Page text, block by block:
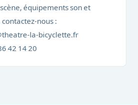
équipements son et
nous :
la-bicyclette.fr
42 14 20